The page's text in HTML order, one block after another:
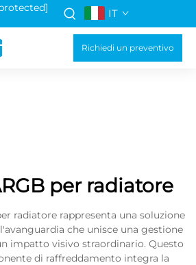
IT
Richiedi un preventivo
per radiatore
radiatore rappresenta una soluzione
che unisce una gestione
impatto visivo straordinario. Questo
di raffreddamento integra la